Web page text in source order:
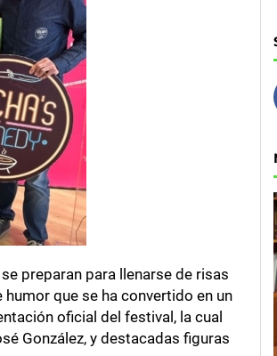
preparan para llenarse de risas
humor que se ha convertido en un
oficial del festival, la cual
González, y destacadas figuras